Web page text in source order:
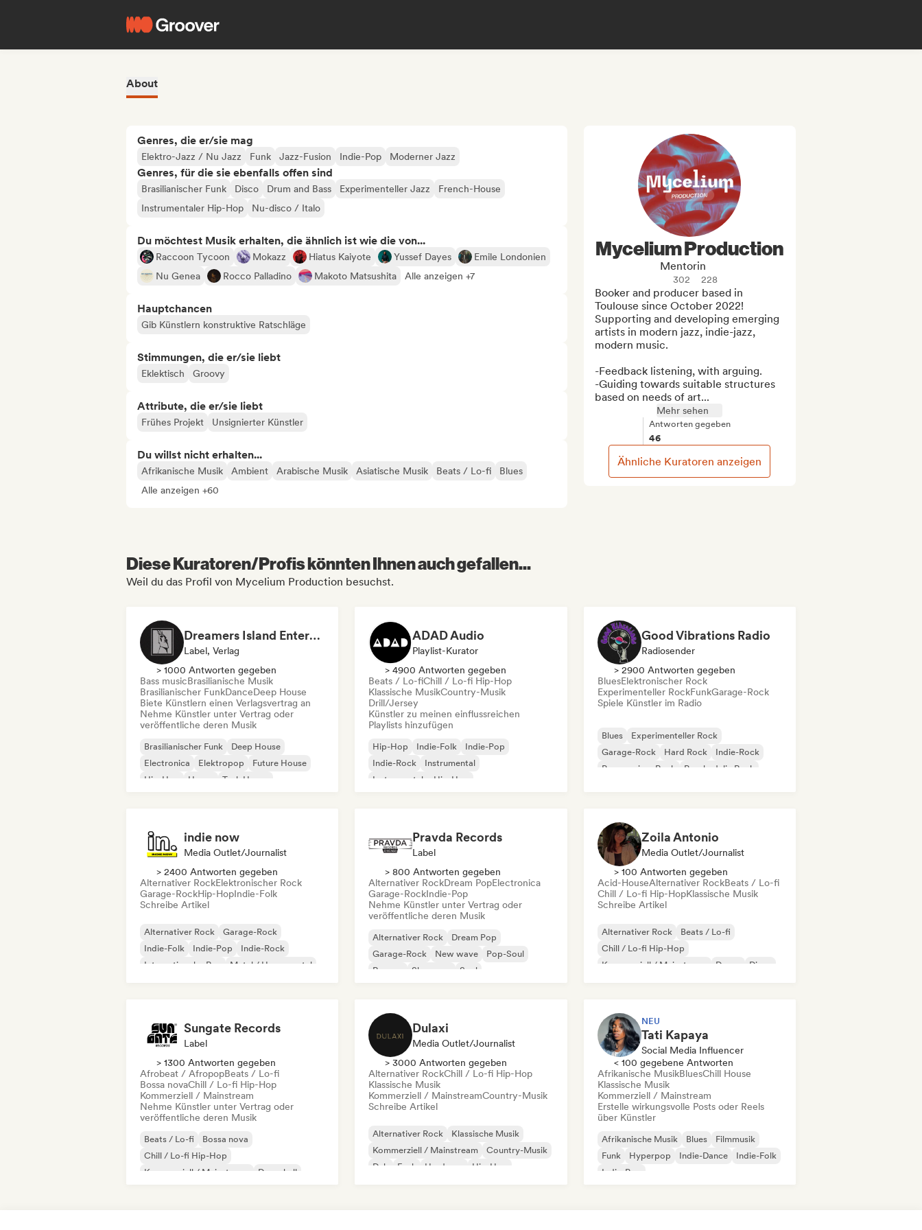
About
Genres, die er/sie mag
Elektro-Jazz / Nu Jazz Funk Jazz-Fusion Indie-Pop Moderner Jazz
Genres, für die sie ebenfalls offen sind
Brasilianischer Funk Disco Drum and Bass Experimenteller Jazz
French-House
Instrumentaler Hip-Hop
Nu-disco / Italo
Du möchtest Musik erhalten, die ähnlich ist wie die von...
Raccoon Tycoon Mokazz Hiatus Kaiyote Yussef Dayes
Emile Londonien
Nu Genea
Rocco Palladino Makoto Matsushita Alle anzeigen +7
Hauptchancen
Gib Künstlern konstruktive Ratschläge
Stimmungen, die er/sie liebt
Eklektisch Groovy
Attribute, die er/sie liebt
Frühes Projekt Unsignierter Künstler
Du willst nicht erhalten...
Afrikanische Musik Ambient Arabische Musik Asiatische Musik Beats / Lo-fi
Blues
Alle anzeigen +60
Mycelium Production
Mentorin
302 228
Booker and producer based in
Toulouse since October 2022!
Supporting and developing emerging
artists in modern jazz, indie-jazz,
modern music.
-Feedback listening, with arguing.
-Guiding towards suitable structures
based on needs of art...
Mehr sehen
Antworten gegeben
46
Ähnliche Kuratoren anzeigen
Diese Kuratoren/Profis könnten Ihnen auch gefallen...
Weil du das Profil von Mycelium Production besuchst.
Dreamers Island Entertainment
Label, Verlag
> 1000 Antworten gegeben
Bass musicBrasilianische Musik
Brasilianischer FunkDanceDeep House
Biete Künstlern einen Verlagsvertrag an
Nehme Künstler unter Vertrag oder
veröffentliche deren Musik
Brasilianischer Funk
Deep House
Electronica
Elektropop
Future House
Hip-Hop
House Tech House
ADAD Audio
Playlist-Kurator
> 4900 Antworten gegeben
Beats / Lo-fiChill / Lo-fi Hip-Hop
Klassische MusikCountry-Musik
Drill/Jersey
Künstler zu meinen einflussreichen
Playlists hinzufügen
Hip-Hop Indie-Folk
Indie-Pop
Indie-Rock
Instrumental
Instrumentaler Hip-Hop
Good Vibrations Radio
Radiosender
> 2900 Antworten gegeben
BluesElektronischer Rock
Experimenteller RockFunkGarage-Rock
Spiele Künstler im Radio
Blues
Experimenteller Rock
Garage-Rock
Hard Rock
Indie-Rock
Progressiver Rock
Psychedelic Rock
indie now
Media Outlet/Journalist
> 2400 Antworten gegeben
Alternativer RockElektronischer Rock
Garage-RockHip-HopIndie-Folk
Schreibe Artikel
Alternativer Rock
Garage-Rock
Indie-Folk
Indie-Pop
Indie-Rock
Internationaler Rap
Metal / Heavy metal
Pravda Records
Label
> 800 Antworten gegeben
Alternativer RockDream PopElectronica
Garage-RockIndie-Pop
Nehme Künstler unter Vertrag oder
veröffentliche deren Musik
Alternativer Rock
Dream Pop
Garage-Rock
New wave
Pop-Soul
Reggae
Shoegaze Soul
Zoila Antonio
Media Outlet/Journalist
> 100 Antworten gegeben
Acid-HouseAlternativer RockBeats / Lo-fi
Chill / Lo-fi Hip-HopKlassische Musik
Schreibe Artikel
Alternativer Rock
Beats / Lo-fi
Chill / Lo-fi Hip-Hop
Kommerziell / Mainstream
Dance
Disco
Sungate Records
Label
> 1300 Antworten gegeben
Afrobeat / AfropopBeats / Lo-fi
Bossa novaChill / Lo-fi Hip-Hop
Kommerziell / Mainstream
Nehme Künstler unter Vertrag oder
veröffentliche deren Musik
Beats / Lo-fi
Bossa nova
Chill / Lo-fi Hip-Hop
Kommerziell / Mainstream
Dancehall
Dulaxi
Media Outlet/Journalist
> 3000 Antworten gegeben
Alternativer RockChill / Lo-fi Hip-Hop
Klassische Musik
Kommerziell / MainstreamCountry-Musik
Schreibe Artikel
Alternativer Rock
Klassische Musik
Kommerziell / Mainstream
Country-Musik
Dub
Funk Hardcore Hip-Hop
NEU
Tati Kapaya
Social Media Influencer
< 100 gegebene Antworten
Afrikanische MusikBluesChill House
Klassische Musik
Kommerziell / Mainstream
Erstelle wirkungsvolle Posts oder Reels
über Künstler
Afrikanische Musik Blues
Filmmusik
Funk
Hyperpop Indie-Dance
Indie-Folk
Indie-Pop